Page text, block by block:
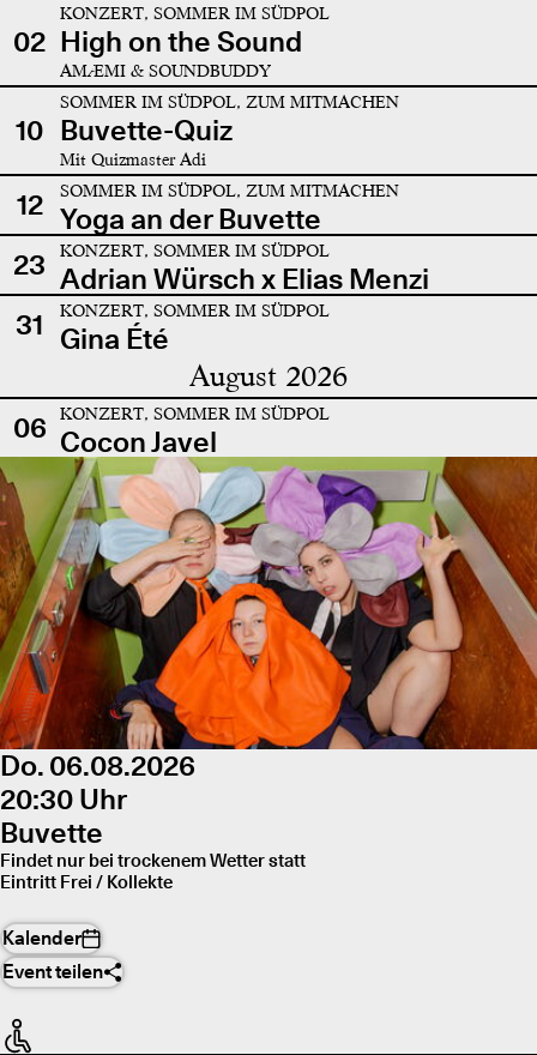
02
KONZERT, SOMMER IM SÜDPOL
High on the Sound
AMÆMI & SOUNDBUDDY
10
SOMMER IM SÜDPOL, ZUM MITMACHEN
Buvette-Quiz
Mit Quizmaster Adi
12 SOMMER IM SÜDPOL, ZUM MITMACHEN
Yoga an der Buvette
23
KONZERT, SOMMER IM SÜDPOL
Adrian Würsch x Elias Menzi
31
KONZERT, SOMMER IM SÜDPOL
Gina Été
August 2026
06 KONZERT, SOMMER IM SÜDPOL
Cocon Javel
Do. 06.08.2026
20:30 Uhr
Buvette
Findet nur bei trockenem Wetter statt
Eintritt Frei / Kollekte
Kalender
Event teilen